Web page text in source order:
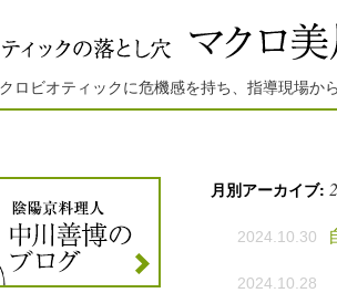
ロビオティックに危機感を持ち、指導現場か
月別アーカイブ:
2024.10.30
2024.10.28